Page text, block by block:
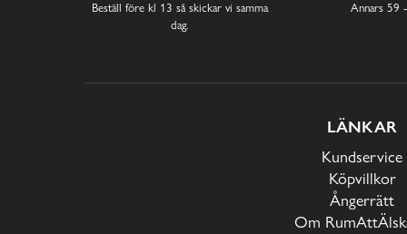
Beställ före kl 13 så skickar vi samma
dag.
Annars 59
LÄNKAR
Kundservice
Köpvillkor
Ångerrätt
Om